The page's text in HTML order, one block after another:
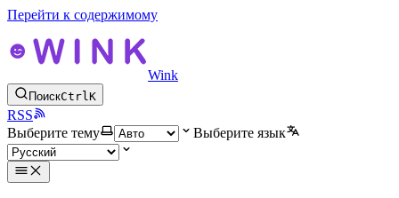
Перейти к содержимому
Wink
ПоискCtrlK
RSS
Выберите тему
Выберите язык